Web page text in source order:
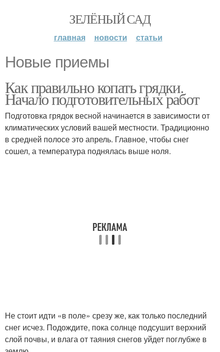
ЗЕЛЁНЫЙ САД
главная новости статьи
Новые приемы
Как правильно копать грядки.
Начало подготовительных работ
Подготовка грядок весной начинается в зависимости от
климатических условий вашей местности. Традиционно
в средней полосе это апрель. Главное, чтобы снег
сошел, а температура поднялась выше ноля.
Не стоит идти «в поле» срезу же, как только последний
снег исчез. Подождите, пока солнце подсушит верхний
слой почвы, и влага от таяния снегов уйдет поглубже в